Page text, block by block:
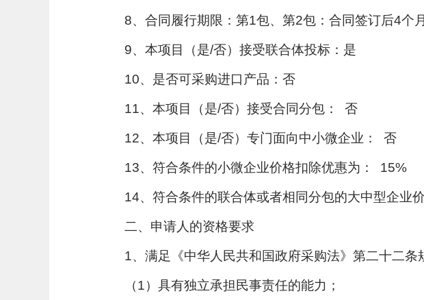
8、合同履行期限：第1包、第2包：合同签订后4个月
9、本项目（是/否）接受联合体投标：是
10、是否可采购进口产品：否
11、本项目（是/否）接受合同分包： 否
12、本项目（是/否）专门面向中小微企业： 否
13、符合条件的小微企业价格扣除优惠为： 15%
14、符合条件的联合体或者相同分包的大中型企业
二、申请人的资格要求
1、满足《中华人民共和国政府采购法》第二十二条
（1）具有独立承担民事责任的能力；